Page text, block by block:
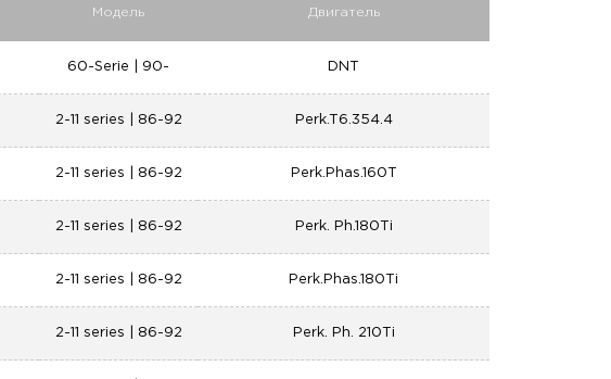
Модель Двигатель
60-Serie | 90- DNT
2-11 series | 86-92 Perk.T6.354.4
2-11 series | 86-92 Perk.Phas.160T
2-11 series | 86-92 Perk. Ph.180Ti
2-11 series | 86-92 Perk.Phas.180Ti
2-11 series | 86-92 Perk. Ph. 210Ti